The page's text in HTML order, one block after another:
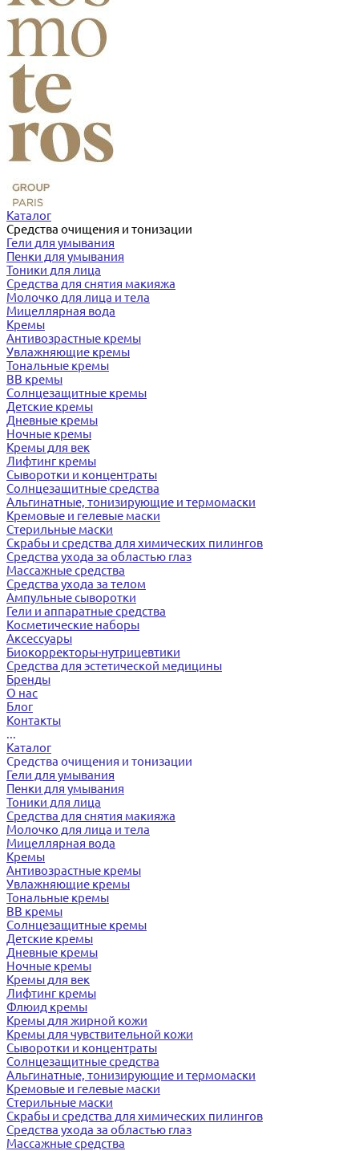
Каталог
Средства очищения и тонизации
Гели для умывания
Пенки для умывания
Тоники для лица
Средства для снятия макияжа
Молочко для лица и тела
Мицеллярная вода
Кремы
Антивозрастные кремы
Увлажняющие кремы
Тональные кремы
BB кремы
Солнцезащитные кремы
Детские кремы
Дневные кремы
Ночные кремы
Кремы для век
Лифтинг кремы
Сыворотки и концентраты
Солнцезащитные средства
Альгинатные, тонизирующие и термомаски
Кремовые и гелевые маски
Стерильные маски
Скрабы и средства для химических пилингов
Средства ухода за областью глаз
Массажные средства
Средства ухода за телом
Ампульные сыворотки
Гели и аппаратные средства
Косметические наборы
Аксессуары
Биокорректоры-нутрицевтики
Средства для эстетической медицины
Бренды
О нас
Блог
Контакты
...
Каталог
Средства очищения и тонизации
Гели для умывания
Пенки для умывания
Тоники для лица
Средства для снятия макияжа
Молочко для лица и тела
Мицеллярная вода
Кремы
Антивозрастные кремы
Увлажняющие кремы
Тональные кремы
BB кремы
Солнцезащитные кремы
Детские кремы
Дневные кремы
Ночные кремы
Кремы для век
Лифтинг кремы
Флюид кремы
Кремы для жирной кожи
Кремы для чувствительной кожи
Сыворотки и концентраты
Солнцезащитные средства
Альгинатные, тонизирующие и термомаски
Кремовые и гелевые маски
Стерильные маски
Скрабы и средства для химических пилингов
Средства ухода за областью глаз
Массажные средства